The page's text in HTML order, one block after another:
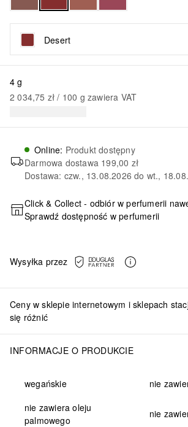
Desert
4 g
2 034,75 zł / 100 g zawiera VAT
Online: Produkt dostępny
Darmowa dostawa 199,00 zł
Dostawa: czw., 13.08.2026 do wt.,
DODAJ DO KOSZYKA
Click & Collect - odbiór w perfumerii
Sprawdź dostępność w perfumerii
Wysyłka przez
Ceny w sklepie internetowym i sklepach
się różnić
INFORMACJE O PRODUKCIE
wegańskie
nie
nie zawiera oleju
palmowego
nie